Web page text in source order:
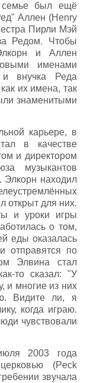
семье был ещё
Аллен (Henry
Пирли Мэй
Редом. Чтобы
и Аллен
именами
внучка Реда
их имена, так
знаменитыми
карьере, в
в качестве
и директором
музыкантов
Элкорн находил
открыт для них.
и уроки игры
о том,
еды оказалась
отправятся по
Элвина стал
то сказал: "У
и многие из них
Видите ли, я
когда играю.
чувствовали
2003 года
(Peck
звучала